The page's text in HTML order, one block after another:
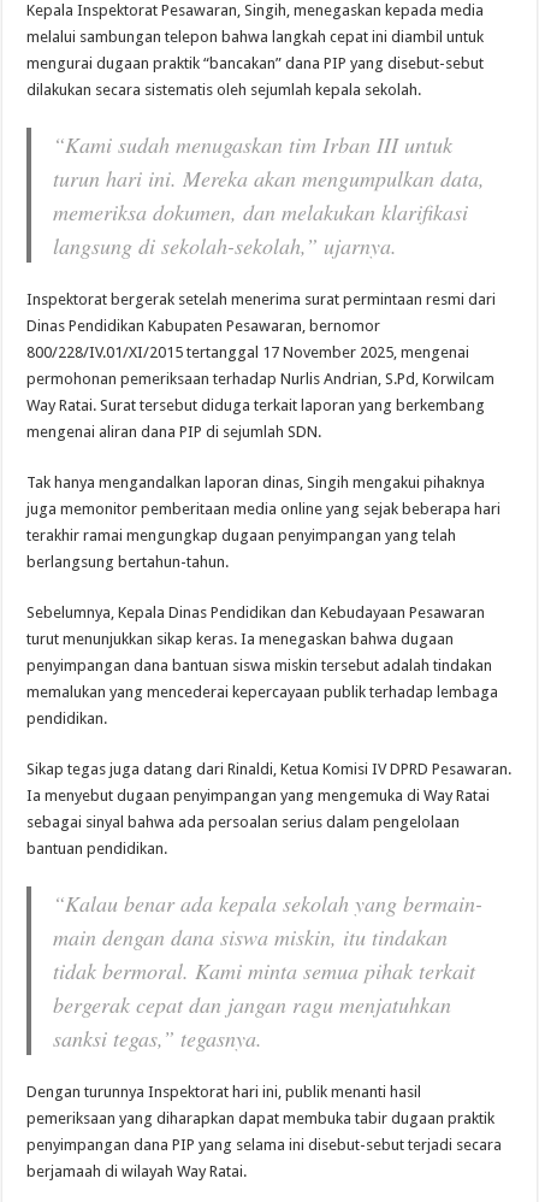
Kepala Inspektorat Pesawaran, Singih, menegaskan kepada media
melalui sambungan telepon bahwa langkah cepat ini diambil untuk
mengurai dugaan praktik “bancakan” dana PIP yang disebut-sebut
dilakukan secara sistematis oleh sejumlah kepala sekolah.
“Kami sudah menugaskan tim Irban III untuk
turun hari ini. Mereka akan mengumpulkan data,
memeriksa dokumen, dan melakukan klarifikasi
langsung di sekolah-sekolah,” ujarnya.
Inspektorat bergerak setelah menerima surat permintaan resmi dari
Dinas Pendidikan Kabupaten Pesawaran, bernomor
800/228/IV.01/XI/2015 tertanggal 17 November 2025, mengenai
permohonan pemeriksaan terhadap Nurlis Andrian, S.Pd, Korwilcam
Way Ratai. Surat tersebut diduga terkait laporan yang berkembang
mengenai aliran dana PIP di sejumlah SDN.
Tak hanya mengandalkan laporan dinas, Singih mengakui pihaknya
juga memonitor pemberitaan media online yang sejak beberapa hari
terakhir ramai mengungkap dugaan penyimpangan yang telah
berlangsung bertahun-tahun.
Sebelumnya, Kepala Dinas Pendidikan dan Kebudayaan Pesawaran
turut menunjukkan sikap keras. Ia menegaskan bahwa dugaan
penyimpangan dana bantuan siswa miskin tersebut adalah tindakan
memalukan yang mencederai kepercayaan publik terhadap lembaga
pendidikan.
Sikap tegas juga datang dari Rinaldi, Ketua Komisi IV DPRD Pesawaran.
Ia menyebut dugaan penyimpangan yang mengemuka di Way Ratai
sebagai sinyal bahwa ada persoalan serius dalam pengelolaan
bantuan pendidikan.
“Kalau benar ada kepala sekolah yang bermain-
main dengan dana siswa miskin, itu tindakan
tidak bermoral. Kami minta semua pihak terkait
bergerak cepat dan jangan ragu menjatuhkan
sanksi tegas,” tegasnya.
Dengan turunnya Inspektorat hari ini, publik menanti hasil
pemeriksaan yang diharapkan dapat membuka tabir dugaan praktik
penyimpangan dana PIP yang selama ini disebut-sebut terjadi secara
berjamaah di wilayah Way Ratai.